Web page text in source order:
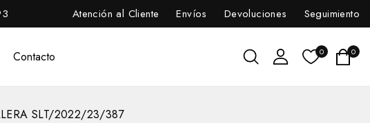
Atención al Cliente Envíos Devoluciones Seguimiento
Contacto 0 0
SLT/2022/23/387